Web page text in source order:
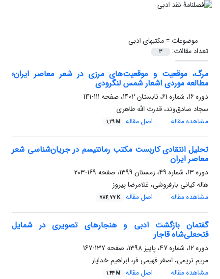
موضوعات =مکتبهای ادبی
تعداد مقالات:
3
مرگ، موقعیت و موقعیت‌های مرزی در شعر معاصر ایران؛
مطالعه موردی اشعار شمس لنگرودی
دوره 16، شماره 61، تابستان 1402، صفحه
111-141
سجاد صادق‌وند، قدرت الله طاهری
مشاهده مقاله
اصل مقاله 1.29 M
تحلیل انتقادی کاربست مکتب رمانتیسم در جریان‌شناسی شعر
معاصر ایران
دوره 13، شماره 49، زمستان 1399، صفحه
169-203
هاله کیانی بارفروشی، غلامرضا پیروز
مشاهده مقاله
اصل مقاله 784.77 K
گفتمان بازگشت ادبی و هنجارهای تصویری در شمایل
فتحعلی‌شاه قاجار
دوره 12، شماره 47، پاییز 1398، صفحه
137-167
مریم نریمی، اصغر فهیمی فر، ابراهیم خدایار
مشاهده مقاله
اصل مقاله 1.44 M